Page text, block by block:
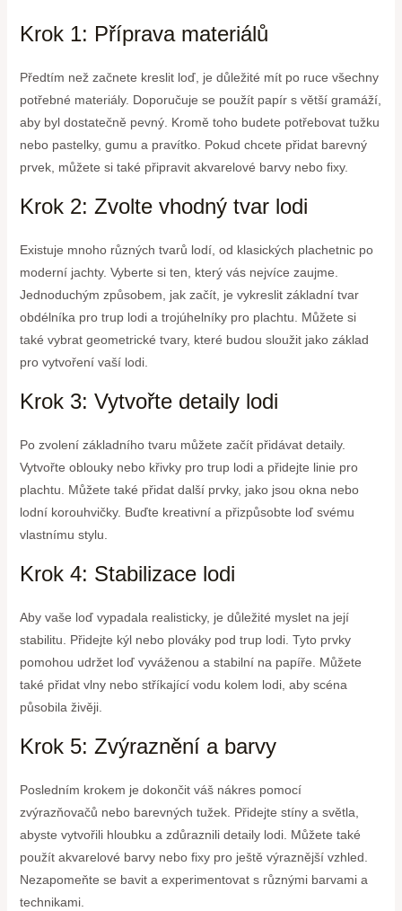
Krok 1: Příprava materiálů
Předtím než začnete kreslit loď, je důležité mít po ruce všechny
potřebné materiály. Doporučuje se použít papír s větší gramáží,
aby byl dostatečně pevný. Kromě toho budete potřebovat tužku
nebo pastelky, gumu a pravítko. Pokud chcete přidat barevný
prvek, můžete si také připravit akvarelové barvy nebo fixy.
Krok 2: Zvolte vhodný tvar lodi
Existuje mnoho různých tvarů lodí, od klasických plachetnic po
moderní jachty. Vyberte si ten, který vás nejvíce zaujme.
Jednoduchým způsobem, jak začít, je vykreslit základní tvar
obdélníka pro trup lodi a trojúhelníky pro plachtu. Můžete si
také vybrat geometrické tvary, které budou sloužit jako základ
pro vytvoření vaší lodi.
Krok 3: Vytvořte detaily lodi
Po zvolení základního tvaru můžete začít přidávat detaily.
Vytvořte oblouky nebo křivky pro trup lodi a přidejte linie pro
plachtu. Můžete také přidat další prvky, jako jsou okna nebo
lodní korouhvičky. Buďte kreativní a přizpůsobte loď svému
vlastnímu stylu.
Krok 4: Stabilizace lodi
Aby vaše loď vypadala realisticky, je důležité myslet na její
stabilitu. Přidejte kýl nebo plováky pod trup lodi. Tyto prvky
pomohou udržet loď vyváženou a stabilní na papíře. Můžete
také přidat vlny nebo stříkající vodu kolem lodi, aby scéna
působila živěji.
Krok 5: Zvýraznění a barvy
Posledním krokem je dokončit váš nákres pomocí
zvýrazňovačů nebo barevných tužek. Přidejte stíny a světla,
abyste vytvořili hloubku a zdůraznili detaily lodi. Můžete také
použít akvarelové barvy nebo fixy pro ještě výraznější vzhled.
Nezapomeňte se bavit a experimentovat s různými barvami a
technikami.